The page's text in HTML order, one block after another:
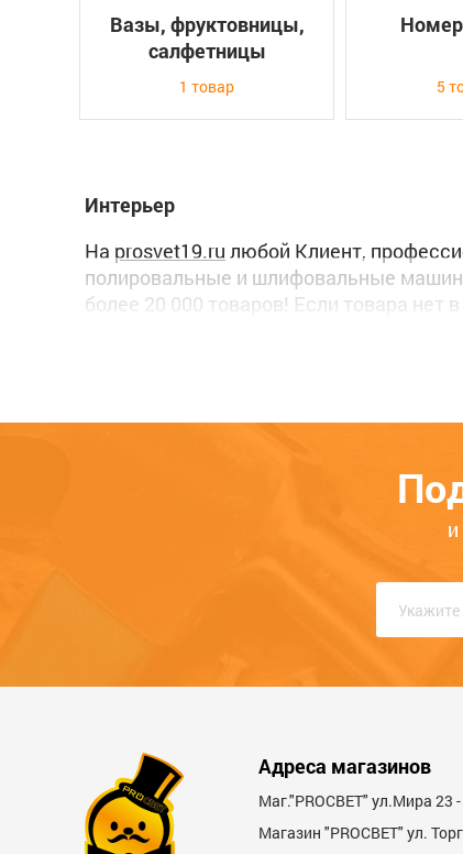
Вазы, фруктовницы,
салфетницы
1 товар 5
Интерьер
На prosvet19.ru любой Клиент,
полировальные и шлифовальные
более 20 000 товаров! Если товара нет
Если Вам потребуется наша
Адреса магазинов
Маг."PROСВЕТ" ул.Мира 23
Магазин "PROСВЕТ" ул.